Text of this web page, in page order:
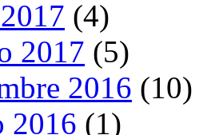
(4)
2017 (5)
2016 (10)
2016 (1)